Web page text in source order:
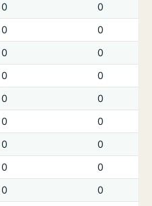
0
0
0
0
0
0
0
0
0
0
0
0
0
0
0
0
0
0